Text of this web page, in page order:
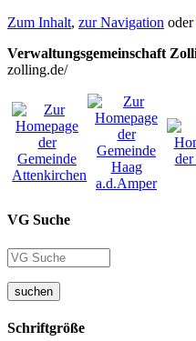
Zum Inhalt, zur Navigation oder
Verwaltungsgemeinschaft
zolling.de/
VG Suche
suchen
Schriftgröße